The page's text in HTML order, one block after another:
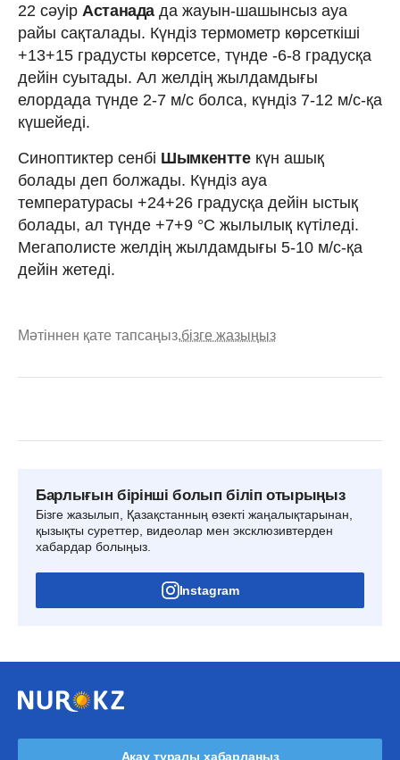
22 сәуір Астанада да жауын-шашынсыз ауа
райы сақталады. Күндіз термометр көрсеткіші
+13+15 градусты көрсетсе, түнде -6-8 градусқа
дейін суытады. Ал желдің жылдамдығы
елордада түнде 2-7 м/с болса, күндіз 7-12 м/с-қа
күшейеді.
Синоптиктер сенбі Шымкенттекүн ашық
болады деп болжады. Күндіз ауа
температурасы +24+26 градусқа дейін ыстық
болады, ал түнде +7+9 °C жылылық күтіледі.
Мегаполисте желдің жылдамдығы 5-10 м/с-қа
дейін жетеді.
Мәтіннен қате тапсаңыз,бізге жазыңыз
Барлығын бірінші болып біліп отырыңыз
Бізге жазылып, Қазақстанның өзекті жаңалықтарынан,
қызықты суреттер, видеолар мен эксклюзивтерден
хабардар болыңыз.
Instagram
Ақау туралы хабарлаңыз